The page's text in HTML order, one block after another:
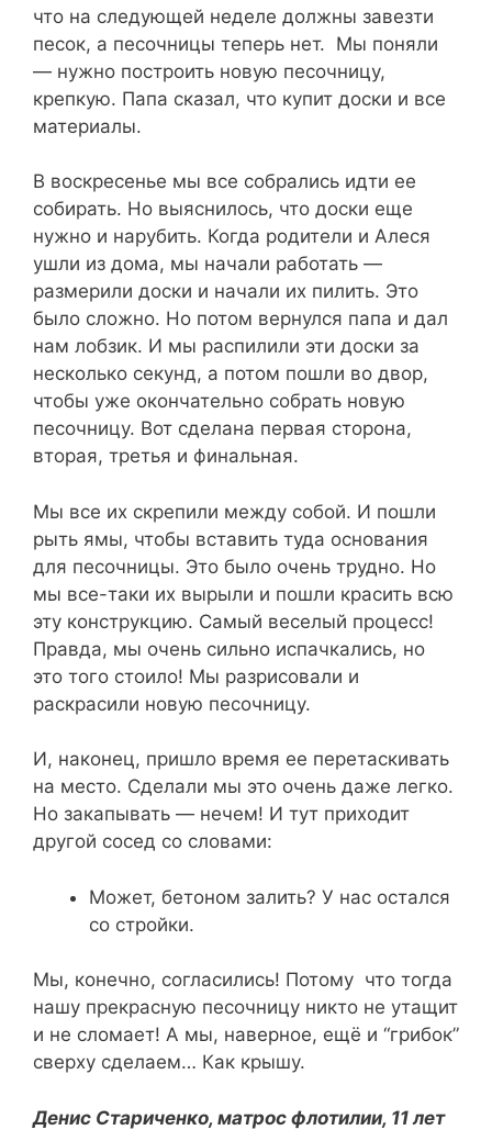
что на следующей неделе должны завезти
песок, а песочницы теперь нет. Мы поняли
— нужно построить новую песочницу,
крепкую. Папа сказал, что купит доски и все
материалы.
В воскресенье мы все собрались идти ее
собирать. Но выяснилось, что доски еще
нужно и нарубить. Когда родители и Алеся
ушли из дома, мы начали работать —
размерили доски и начали их пилить. Это
было сложно. Но потом вернулся папа и дал
нам лобзик. И мы распилили эти доски за
несколько секунд, а потом пошли во двор,
чтобы уже окончательно собрать новую
песочницу. Вот сделана первая сторона,
вторая, третья и финальная.
Мы все их скрепили между собой. И пошли
рыть ямы, чтобы вставить туда основания
для песочницы. Это было очень трудно. Но
мы все-таки их вырыли и пошли красить всю
эту конструкцию. Самый веселый процесс!
Правда, мы очень сильно испачкались, но
это того стоило! Мы разрисовали и
раскрасили новую песочницу.
И, наконец, пришло время ее перетаскивать
на место. Сделали мы это очень даже легко.
Но закапывать — нечем! И тут приходит
другой сосед со словами:
Может, бетоном залить? У нас остался
со стройки.
Мы, конечно, согласились! Потому что тогда
нашу прекрасную песочницу никто не утащит
и не сломает! А мы, наверное, ещё и “грибок”
сверху сделаем… Как крышу.
Денис Стариченко, матрос флотилии, 11 лет